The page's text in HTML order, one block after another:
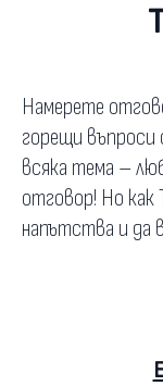
Намерете
горещи въпроси
всяка тема –
отговор! Но как
напътства и да